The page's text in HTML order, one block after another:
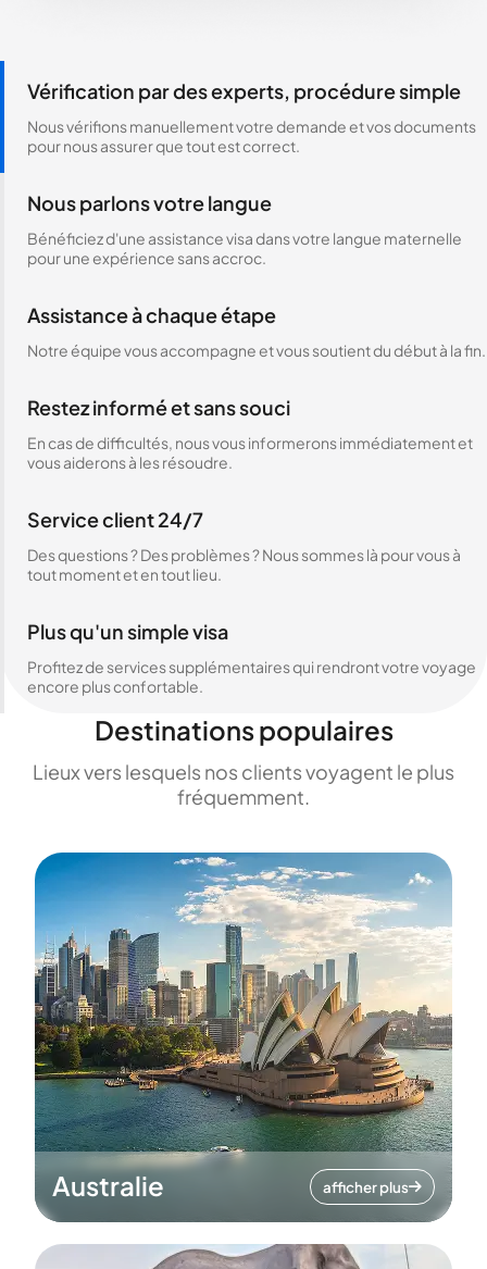
Vérification par des experts, procédure simple
Nous vérifions manuellement votre demande et vos documents
pour nous assurer que tout est correct.
Nous parlons votre langue
Bénéficiez d'une assistance visa dans votre langue maternelle
pour une expérience sans accroc.
Assistance à chaque étape
Notre équipe vous accompagne et vous soutient du début à la fin.
Restez informé et sans souci
En cas de difficultés, nous vous informerons immédiatement et
vous aiderons à les résoudre.
Service client 24/7
Des questions ? Des problèmes ? Nous sommes là pour vous à
tout moment et en tout lieu.
Plus qu'un simple visa
Profitez de services supplémentaires qui rendront votre voyage
encore plus confortable.
Destinations populaires
Lieux vers lesquels nos clients voyagent le plus
fréquemment.
Australie afficher plus